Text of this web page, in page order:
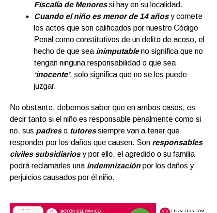
Fiscalía de Menores si hay en su localidad.
Cuando el niño es menor de 14 añosy comete
los actos que son calificados por nuestro Código
Penal como constitutivos de un delito de acoso, el
hecho de que sea inimputableno significa que no
tengan ninguna responsabilidad o que sea
‘inocente’, solo significa que no se les puede
juzgar.
No obstante, debemos saber que en ambos casos, es
decir tanto si el niño es responsable penalmente como si
no, sus padreso tutoressiempre van a tener que
responder por los daños que causen. Son responsables
civiles subsidiariosy por ello, el agredido o su familia
podrá reclamarles una indemnizaciónpor los daños y
perjuicios causados por él niño.